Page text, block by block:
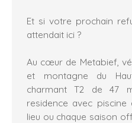
Et si votre prochain
attendait ici ?
Au cœur de Metabief,
et montagne du
charmant T2 de 47
residence avec
lieu ou chaque saison